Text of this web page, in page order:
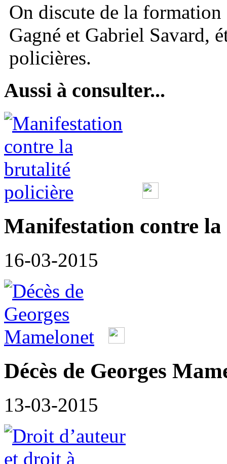
On discute de la
Gagné et Gabriel Savard,
policières.
Aussi à consulter...
Manifestation contre
16-03-2015
Décès de Georges
13-03-2015